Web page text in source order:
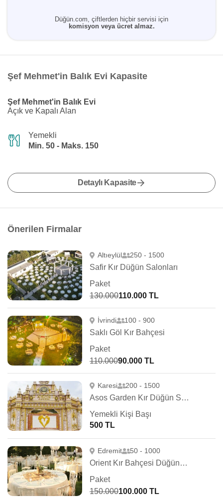
Düğün.com, çiftlerden hiçbir servisi için
komisyon veya ücret almaz.
Şef Mehmet'in Balık Evi Kapasite
Şef Mehmet'in Balık Evi
Açık ve Kapalı Alan
Yemekli
Min. 50 - Maks. 150
Detaylı Kapasite
Önerilen Firmalar
Altıeylül 250 - 1500
Safir Kır Düğün Salonları
Paket
130.000110.000 TL
İvrindi 100 - 900
Saklı Göl Kır Bahçesi
Paket
110.00090.000 TL
Karesi 200 - 1500
Asos Garden Kır Düğün Sarayı
Yemekli Kişi Başı
500 TL
Edremit 50 - 1000
Orient Kır Bahçesi Düğün Salonları
Paket
150.000100.000 TL